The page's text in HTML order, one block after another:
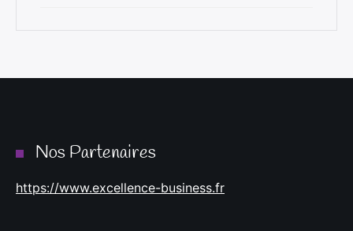
Nos Partenaires
https://www.excellence-business.fr